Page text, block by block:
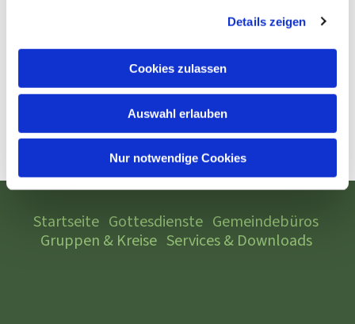
Details zeigen
Cookies zulassen
Auswahl erlauben
Nur notwendige Cookies
Startseite Gottesdienste Gemeindebüros
Gruppen & Kreise Services & Downloads